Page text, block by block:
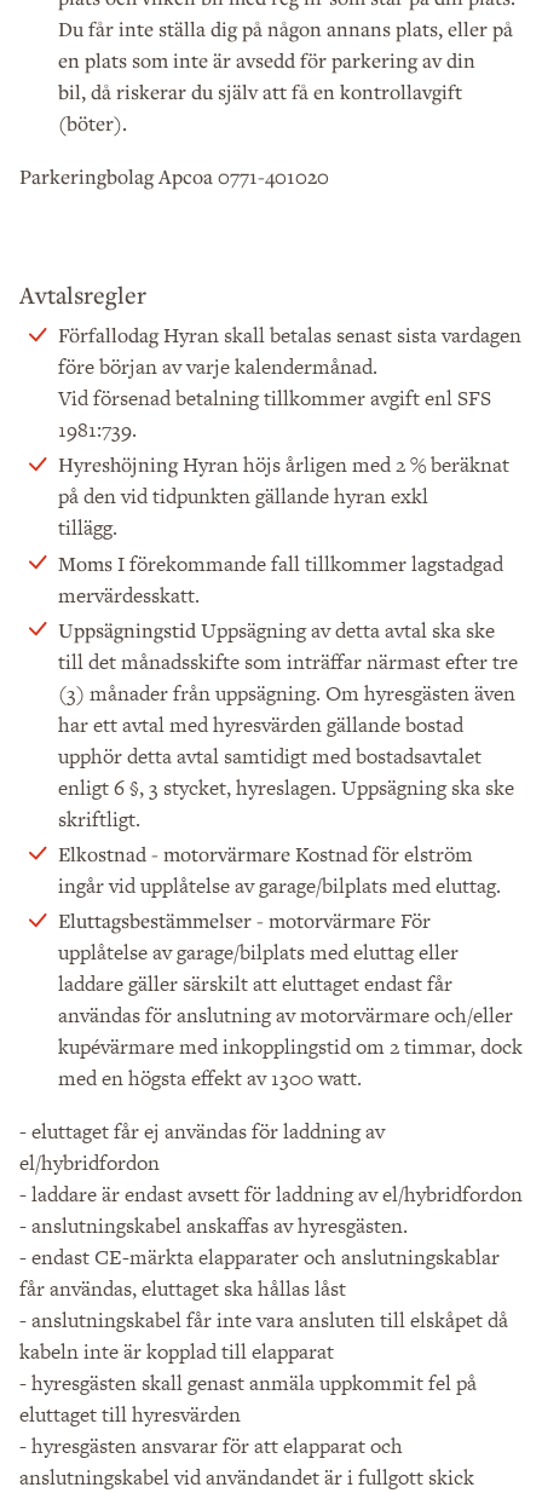
Du får inte ställa dig på någon annans plats, eller på
en plats som inte är avsedd för parkering av din
bil, då riskerar du själv att få en kontrollavgift
(böter).
Parkeringbolag Apcoa 0771-401020
Avtalsregler
FörfallodagHyran skall betalas senast sista vardagen
före början av varje kalendermånad.
Vid försenad betalning tillkommer avgift enl SFS
1981:739.
HyreshöjningHyran höjs årligen med 2 % beräknat
på den vid tidpunkten gällande hyran exkl
tillägg.
MomsI förekommande fall tillkommer lagstadgad
mervärdesskatt.
UppsägningstidUppsägning av detta avtal ska ske
till det månadsskifte som inträffar närmast efter tre
(3) månader från uppsägning. Om hyresgästen även
har ett avtal med hyresvärden gällande bostad
upphör detta avtal samtidigt med bostadsavtalet
enligt 6 §, 3 stycket, hyreslagen. Uppsägning ska ske
skriftligt.
Elkostnad - motorvärmareKostnad för elström
ingår vid upplåtelse av garage/bilplats med eluttag.
Eluttagsbestämmelser - motorvärmareFör
upplåtelse av garage/bilplats med eluttag eller
laddare gäller särskilt att eluttaget endast får
användas för anslutning av motorvärmare och/eller
kupévärmare med inkopplingstid om 2 timmar, dock
med en högsta effekt av 1300 watt.
- eluttaget får ej användas för laddning av
el/hybridfordon
- laddare är endast avsett för laddning av el/hybridfordon
- anslutningskabel anskaffas av hyresgästen.
- endast CE-märkta elapparater och anslutningskablar
får användas, eluttaget ska hållas låst
- anslutningskabel får inte vara ansluten till elskåpet då
kabeln inte är kopplad till elapparat
- hyresgästen skall genast anmäla uppkommit fel på
eluttaget till hyresvärden
- hyresgästen ansvarar för att elapparat och
anslutningskabel vid användandet är i fullgott skick